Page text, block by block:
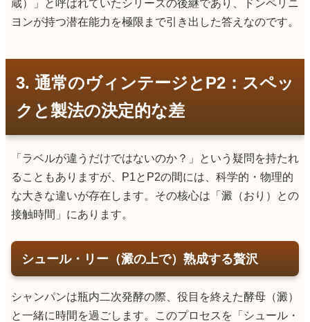
蔵）」と呼ばれていたシリーズの後継であり、ドンペリニ
ヨンが持つ潜在能力を極限まで引き出した答えなのです。
3. 通常のヴィンテージとP2：スペッ
クと製法の決定的な差
「ラベルが違うだけではないのか？」という疑問を持たれ
ることもありますが、P1とP2の間には、科学的・物理的
な大きな違いが存在します。その核心は「澱（おり）との
接触時間」にあります。
シュール・リー（澱の上で）熟成する贅沢
シャンパンは瓶内二次発酵の際、役目を終えた酵母（澱）
と一緒に時間を過ごします。このプロセスを「シュール・